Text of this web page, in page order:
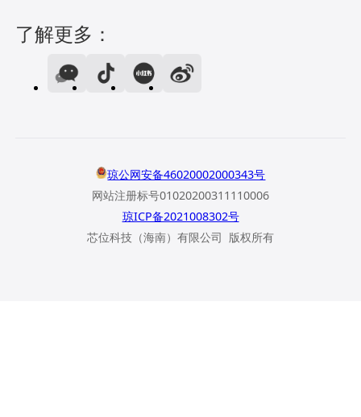
了解更多：
琼公网安备46020002000343号
网站注册标号01020200311110006
琼ICP备2021008302号
芯位科技（海南）有限公司 版权所有